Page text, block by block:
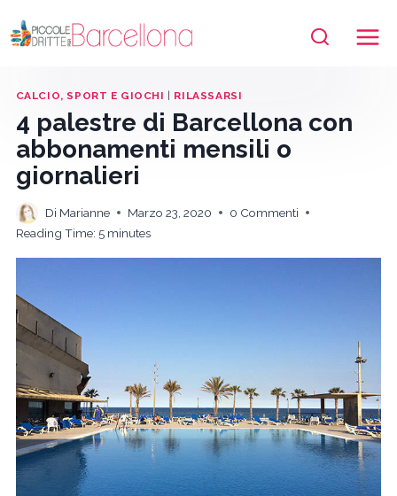
al
CALCIO, SPORT E GIOCHI RILASSARSI
4 palestre di Barcellona con
abbonamenti mensili o
giornalieri
Di Marianne Marzo 23, 2020
0 Commenti
Reading Time: 5 minutes